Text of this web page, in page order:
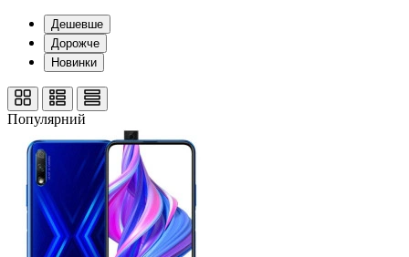
Дешевше
Дорожче
Новинки
Популярний